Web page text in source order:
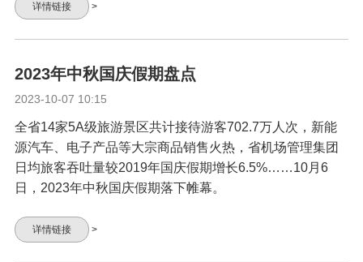
详情链接 >
2023年中秋国庆假期盘点
2023-10-07 10:15
全省14家5A级旅游景区共计接待游客702.7万人次，新能
源汽车、电子产品等大宗商品销售火热，省机场管理集团
日均旅客吞吐量较2019年国庆假期增长6.5%……10月6
日，2023年中秋国庆假期落下帷幕。
详情链接 >